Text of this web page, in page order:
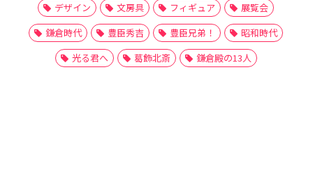
デザイン
文房具 フィギュア
展覧会
鎌倉時代
豊臣秀吉 豊臣兄弟！
昭和時代
光る君へ
葛飾北斎 鎌倉殿の13人